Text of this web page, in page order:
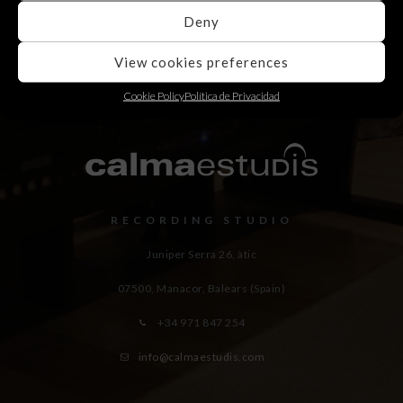
Deny
View cookies preferences
Cookie PolicyPolítica de Privacidad
RECORDING STUDIO
Juniper Serra 26, àtic
07500, Manacor, Balears (Spain)
+34 971 847 254
info@calmaestudis.com